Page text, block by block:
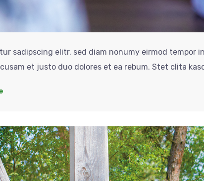
sadipscing elitr, sed diam nonumy eirmod tempor
et justo duo dolores et ea rebum. Stet clita